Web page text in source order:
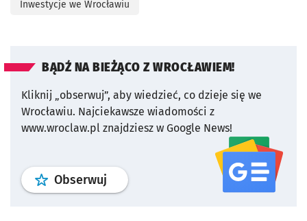
Inwestycje we Wrocławiu
BĄDŹ NA BIEŻĄCO Z WROCŁAWIEM!
Kliknij „obserwuj”, aby wiedzieć, co dzieje się we
Wrocławiu. Najciekawsze wiadomości z
www.wroclaw.pl znajdziesz w Google News!
Obserwuj profil serwisu